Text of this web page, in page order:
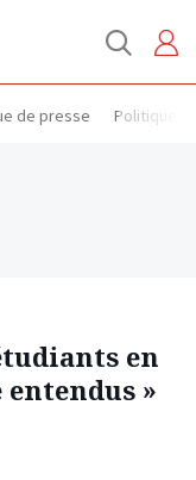
de presse Politique
en
»